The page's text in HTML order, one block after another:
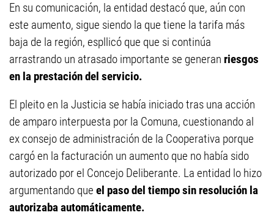
En su comunicación, la entidad destacó que, aún con
este aumento, sigue siendo la que tiene la tarifa más
baja de la región, espllicó que que si continúa
arrastrando un atrasado importante se generan riesgos
en la prestación del servicio.
El pleito en la Justicia se había iniciado tras una acción
de amparo interpuesta por la Comuna, cuestionando al
ex consejo de administración de la Cooperativa porque
cargó en la facturación un aumento que no había sido
autorizado por el Concejo Deliberante. La entidad lo hizo
argumentando que el paso del tiempo sin resolución la
autorizaba automáticamente.